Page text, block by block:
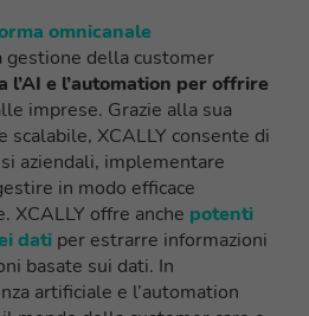
omnicanale
gestione della customer
l’AI e l’automation per offrire
imprese. Grazie alla sua
XCALLY consente di
aziendali, implementare
in modo efficace
XCALLY offre anche potenti
dati per estrarre informazioni
basate sui dati. In
artificiale e l’automation